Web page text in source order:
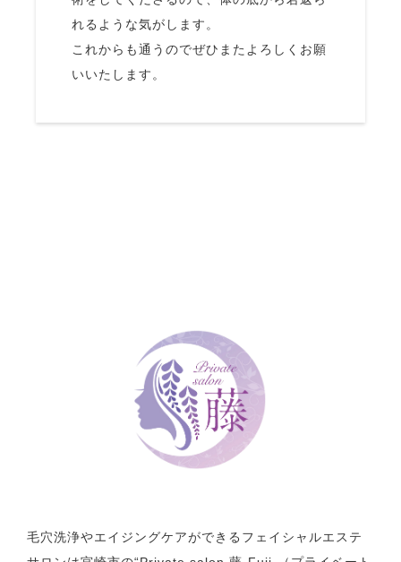
れるような気がします。
これからも通うのでぜひまたよろしくお願
いいたします。
毛穴洗浄やエイジングケアができるフェイシャルエステ